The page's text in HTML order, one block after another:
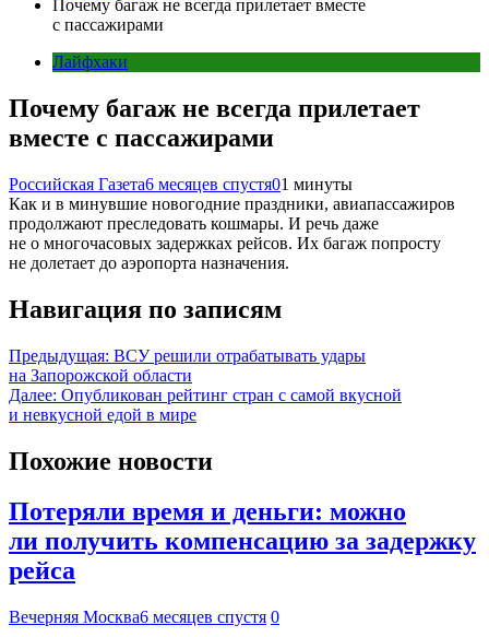
Почему багаж не всегда прилетает вместе
с пассажирами
Лайфхаки
Почему багаж не всегда прилетает
вместе с пассажирами
Российская Газета6 месяцев спустя01 минуты
Как и в минувшие новогодние праздники, авиапассажиров
продолжают преследовать кошмары. И речь даже
не о многочасовых задержках рейсов. Их багаж попросту
не долетает до аэропорта назначения.
Навигация по записям
Предыдущая: ВСУ решили отрабатывать удары
на Запорожской области
Далее: Опубликован рейтинг стран с самой вкусной
и невкусной едой в мире
Похожие новости
Потеряли время и деньги: можно
ли получить компенсацию за задержку
рейса
Вечерняя Москва6 месяцев спустя 0